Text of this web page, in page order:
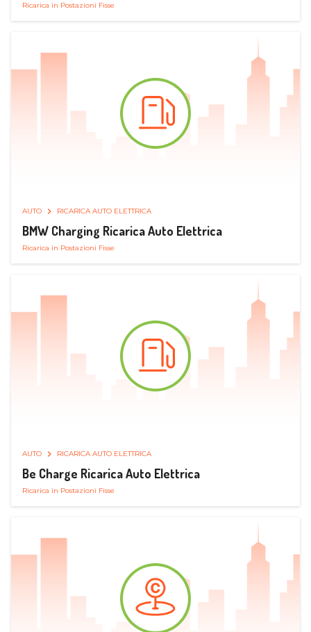
Ricarica in Postazioni Fisse
AUTO RICARICA AUTO ELETTRICA
BMW Charging Ricarica Auto Elettrica
Ricarica in Postazioni Fisse
AUTO RICARICA AUTO ELETTRICA
Be Charge Ricarica Auto Elettrica
Ricarica in Postazioni Fisse